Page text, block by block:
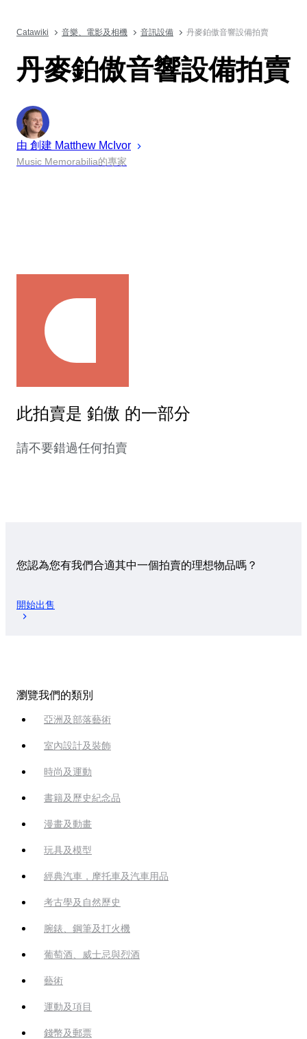
Catawiki 音樂、電影及相機 音訊設備 丹麥鉑傲音響設備拍賣
丹麥鉑傲音響設備拍賣
由 創建 Matthew McIvor
Music Memorabilia的專家
此拍賣是 鉑傲 的一部分
請不要錯過任何拍賣
您認為您有我們合適其中一個拍賣的理想物品嗎？
開始出售
瀏覽我們的類別
亞洲及部落藝術
室內設計及裝飾
時尚及運動
書籍及歷史紀念品
漫畫及動畫
玩具及模型
經典汽車，摩托車及汽車用品
考古學及自然歷史
腕錶、鋼筆及打火機
葡萄酒、威士忌與烈酒
藝術
運動及項目
錢幣及郵票